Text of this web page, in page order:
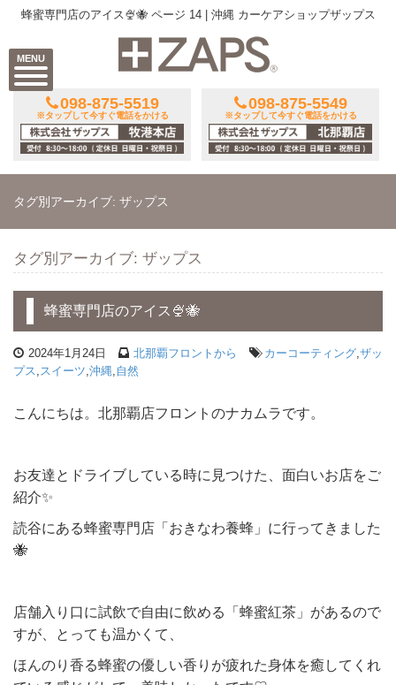
MENU
蜂蜜専門店のアイス🍨🐝 ページ 14 | 沖縄 カーケアショップザップス
098-875-5519
※タップして今すぐ電話をかける
098-875-5549
※タップして今すぐ電話をかける
タグ別アーカイブ: ザップス
タグ別アーカイブ: ザップス
蜂蜜専門店のアイス🍨🐝
2024年1月24日 北那覇フロントから カーコーティング ザッ
プス スイーツ 沖縄 自然
こんにちは。北那覇店フロントのナカムラです。
お友達とドライブしている時に見つけた、面白いお店をご
紹介✨
読谷にある蜂蜜専門店「おきなわ養蜂」に行ってきました
🐝
店舗入り口に試飲で自由に飲める「蜂蜜紅茶」があるので
すが、とっても温かくて、
ほんのり香る蜂蜜の優しい香りが疲れた身体を癒してくれ